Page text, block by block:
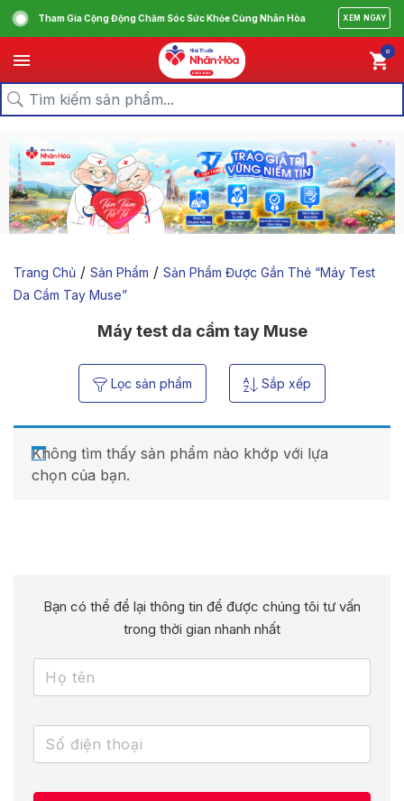
Tham Gia Cộng Động Chăm Sóc Sức Khỏe Cùng Nhân Hòa XEM NGAY
0
Trang Chủ / Sản Phẩm / Sản Phẩm Được Gắn Thẻ “máy Test
Da Cầm Tay Muse”
Máy test da cầm tay Muse
Lọc sản phẩm Sắp xếp
Không tìm thấy sản phẩm nào khớp với lựa
chọn của bạn.
Bạn có thể để lại thông tin để được chúng tôi tư vấn
trong thời gian nhanh nhất